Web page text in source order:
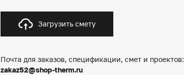
Загрузить смету
Почта для заказов, спецификации, смет и проектов:
zakaz52@shop-therm.ru